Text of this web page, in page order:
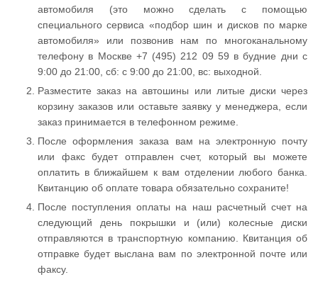
автомобиля (это можно сделать с помощью
специального сервиса «подбор шин и дисков по марке
автомобиля» или позвонив нам по многоканальному
телефону в Москве +7 (495) 212 09 59 в будние дни с
9:00 до 21:00, сб: с 9:00 до 21:00, вс: выходной.
Разместите заказ на автошины или литые диски через
корзину заказов или оставьте заявку у менеджера, если
заказ принимается в телефонном режиме.
После оформления заказа вам на электронную почту
или факс будет отправлен счет, который вы можете
оплатить в ближайшем к вам отделении любого банка.
Квитанцию об оплате товара обязательно сохраните!
После поступления оплаты на наш расчетный счет на
следующий день покрышки и (или) колесные диски
отправляются в транспортную компанию. Квитанция об
отправке будет выслана вам по электронной почте или
факсу.